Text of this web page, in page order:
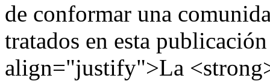
de conformar una
tratados en esta
align="justify">La